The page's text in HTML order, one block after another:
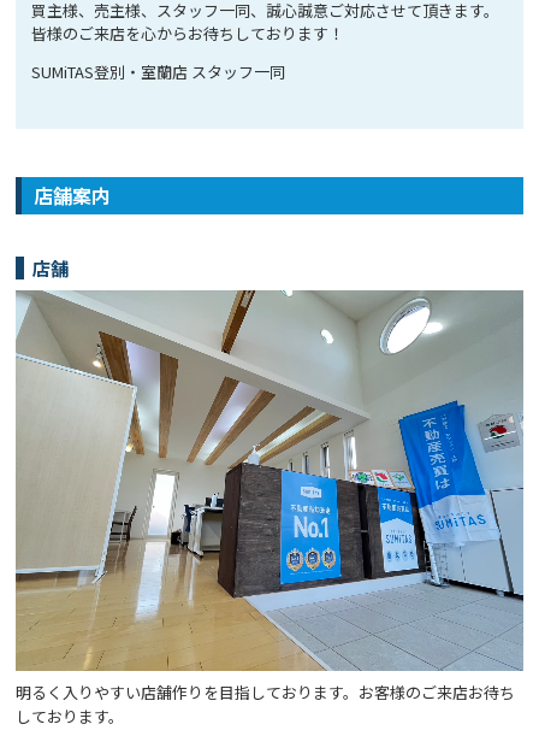
買主様、売主様、スタッフ一同、誠心誠意ご対応させて頂きます。
皆様のご来店を心からお待ちしております！
SUMiTAS登別・室蘭店 スタッフ一同
店舗案内
店舗
明るく入りやすい店舗作りを目指しております。お客様のご来店お待ち
しております。